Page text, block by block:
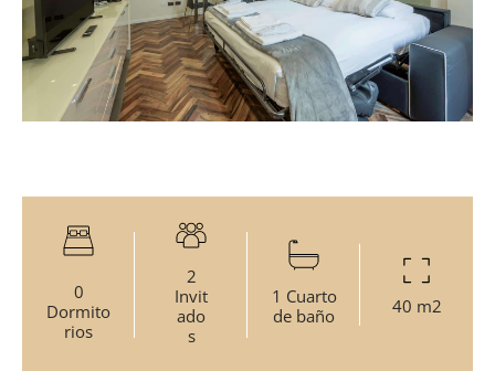
0
Dormito
rios
2
Invit
ado
s
1 Cuarto
de baño
40 m2